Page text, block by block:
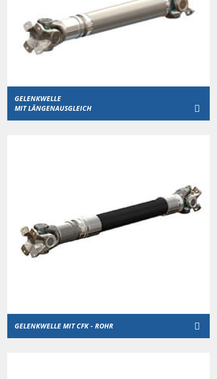
GELENKWELLE
MIT LÄNGENAUSGLEICH
GELENKWELLE MIT CFK - ROHR